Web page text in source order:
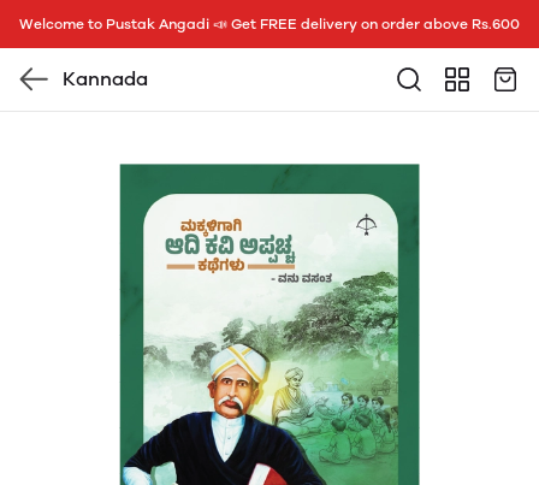
Welcome to Pustak Angadi 📣 Get FREE delivery on order above Rs.600
Kannada